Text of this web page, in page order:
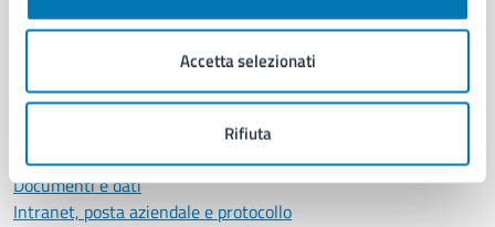
Accetta selezionati
Rifiuta
Organi di governo
Enti e fondazioni
Personale amministrativo
Documenti e dati
Intranet, posta aziendale e protocollo